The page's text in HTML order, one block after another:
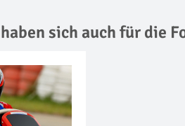
haben sich auch für die